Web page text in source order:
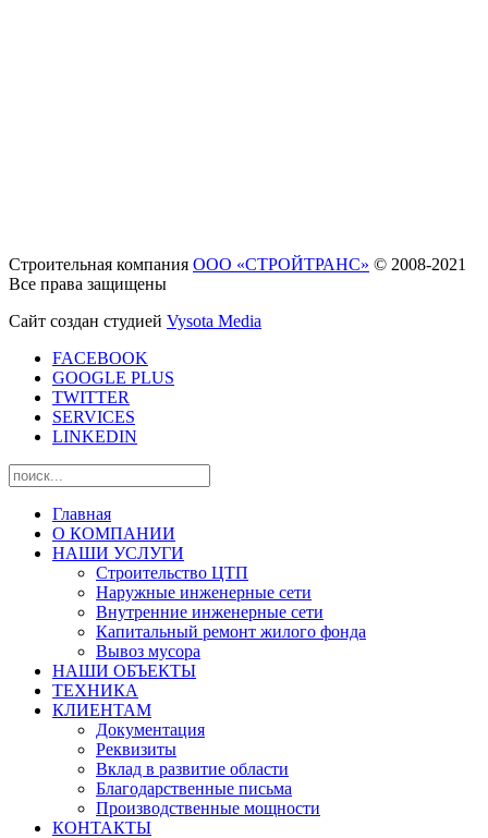
Строительная компания ООО «СТРОЙТРАНС» © 2008-2021
Все права защищены
Сайт создан студией Vysota Media
FACEBOOK
GOOGLE PLUS
TWITTER
SERVICES
LINKEDIN
Главная
О КОМПАНИИ
НАШИ УСЛУГИ
Строительство ЦТП
Наружные инженерные сети
Внутренние инженерные сети
Капитальный ремонт жилого фонда
Вывоз мусора
НАШИ ОБЪЕКТЫ
ТЕХНИКА
КЛИЕНТАМ
Документация
Реквизиты
Вклад в развитие области
Благодарственные письма
Производственные мощности
КОНТАКТЫ